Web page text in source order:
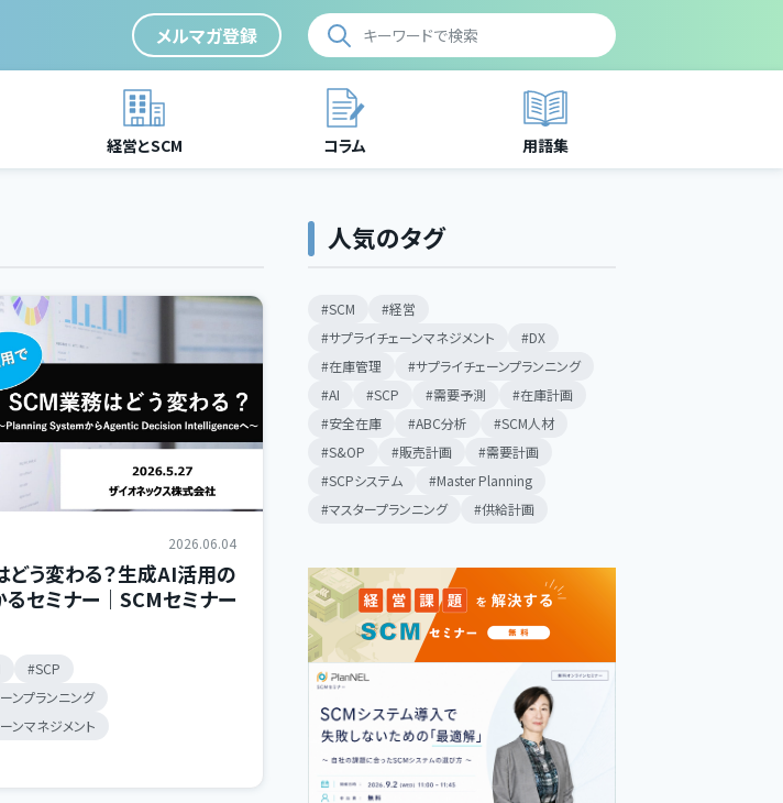
メルマガ登録
経営とSCM コラム 用語集
2026.06.04
どう変わる？生成AI活用の
るセミナー｜SCMセミナー
SCP
ンプランニング
ンマネジメント
人気のタグ
SCM
経営
サプライチェーンマネジメント
DX
在庫管理
サプライチェーンプランニング
AI
SCP 需要予測
在庫計画
安全在庫
ABC分析
SCM人材
S&OP
販売計画
需要計画
SCPシステム
Master Planning
マスタープランニング
供給計画